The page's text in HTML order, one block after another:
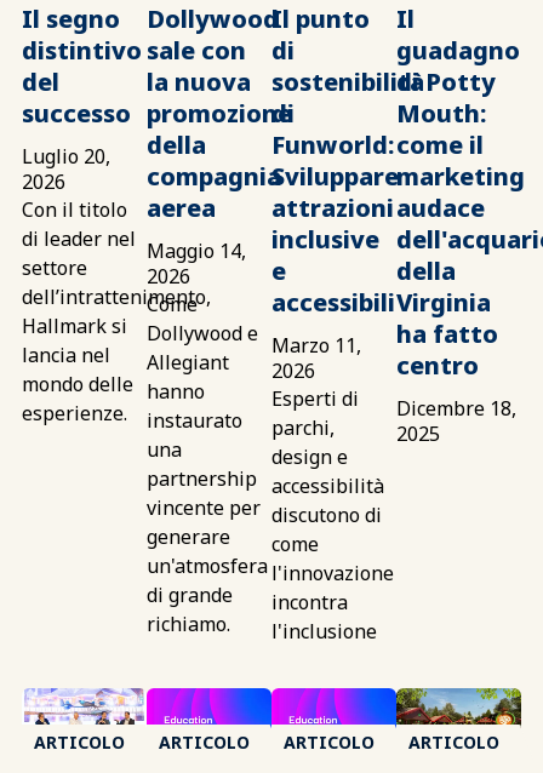
Il segno
distintivo
del
successo
Luglio 20,
2026
Con il titolo
di leader nel
settore
dell’intrattenimento,
Hallmark si
lancia nel
mondo delle
esperienze.
Dollywood
sale con
la nuova
promozione
della
compagnia
aerea
Maggio 14,
2026
Come
Dollywood e
Allegiant
hanno
instaurato
una
partnership
vincente per
generare
un'atmosfera
di grande
richiamo.
Il punto
di
sostenibilità
di
Funworld:
Sviluppare
attrazioni
inclusive
e
accessibili
Marzo 11,
2026
Esperti di
parchi,
design e
accessibilità
discutono di
come
l'innovazione
incontra
l'inclusione
Il
guadagno
di Potty
Mouth:
come il
marketing
audace
della
Virginia
ha fatto
centro
Dicembre 18,
2025
ARTICOLO ARTICOLO ARTICOLO ARTICOLO